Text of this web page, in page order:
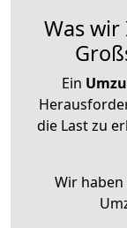
Was
Ein
die Last zu
Wir